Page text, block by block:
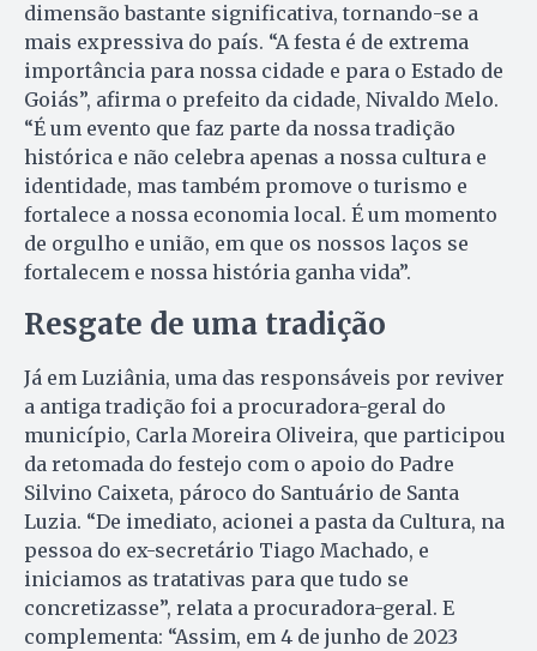
dimensão bastante significativa, tornando-se a
mais expressiva do país. “A festa é de extrema
importância para nossa cidade e para o Estado de
Goiás”, afirma o prefeito da cidade, Nivaldo Melo.
“É um evento que faz parte da nossa tradição
histórica e não celebra apenas a nossa cultura e
identidade, mas também promove o turismo e
fortalece a nossa economia local. É um momento
de orgulho e união, em que os nossos laços se
fortalecem e nossa história ganha vida”.
Resgate de uma tradição
Já em Luziânia, uma das responsáveis por reviver
a antiga tradição foi a procuradora-geral do
município, Carla Moreira Oliveira, que participou
da retomada do festejo com o apoio do Padre
Silvino Caixeta, pároco do Santuário de Santa
Luzia. “De imediato, acionei a pasta da Cultura, na
pessoa do ex-secretário Tiago Machado, e
iniciamos as tratativas para que tudo se
concretizasse”, relata a procuradora-geral. E
complementa: “Assim, em 4 de junho de 2023